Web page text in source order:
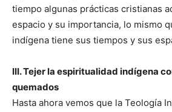
tiempo algunas prácticas cristianas
espacio y su importancia, lo mismo
indígena tiene sus tiempos y sus
III. Tejer la espiritualidad indígena
quemados
Hasta ahora vemos que la Teología